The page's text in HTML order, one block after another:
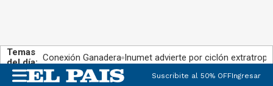
Temas
del día: Conexión Ganadera Inumet advierte por ciclón
Suscribite al 50% OFFIngresar